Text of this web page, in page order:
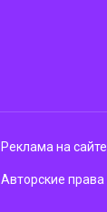
Реклама на сайте
Авторские права